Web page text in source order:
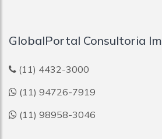
Vila Camilópolis
Vila Cláudio
Vila Dora
Vila Floresta
GlobalPortal Consultoria
(11) 4432-3000
(11) 94726-7919
(11) 98958-3046